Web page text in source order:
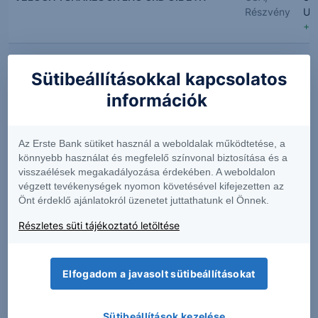
Részvény
Részvény
Részvény
VECTOR ACQUISITION CL A ORD
USA,
Részvény
VALE ADR REPTG ONE ORD
Sütibeállításokkal kapcsolatos
információk
Az Erste Bank sütiket használ a weboldalak működtetése, a
könnyebb használat és megfelelő színvonal biztosítása és a
visszaélések megakadályozása érdekében. A weboldalon
végzett tevékenységek nyomon követésével kifejezetten az
Önt érdeklő ajánlatokról üzenetet juttathatunk el Önnek.
Részletes süti tájékoztató letöltése
Elfogadom a javasolt sütibeállításokat